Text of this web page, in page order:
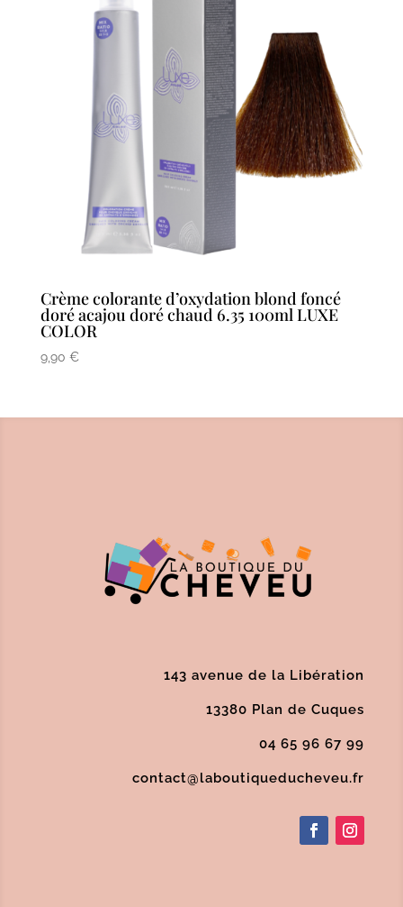
Crème colorante d’oxydation blond foncé
doré acajou doré chaud 6.35 100ml LUXE
COLOR
9,90 €
143 avenue de la Libération
13380 Plan de Cuques
04 65 96 67 99
contact@laboutiqueducheveu.fr